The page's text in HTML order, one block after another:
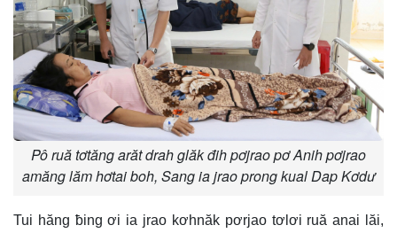
Pô ruă tơtăng arăt drah glăk đih pơjrao pơ Anih pơjrao
amăng lăm hơtai boh, Sang ia jrao prong kual Dap Kơdư
Tui hăng ƀing ơi ia jrao kơhnăk pơrjao tơlơi ruă anai lăi,